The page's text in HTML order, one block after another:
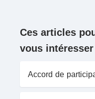
Ces articles
vous intéresser
Accord de